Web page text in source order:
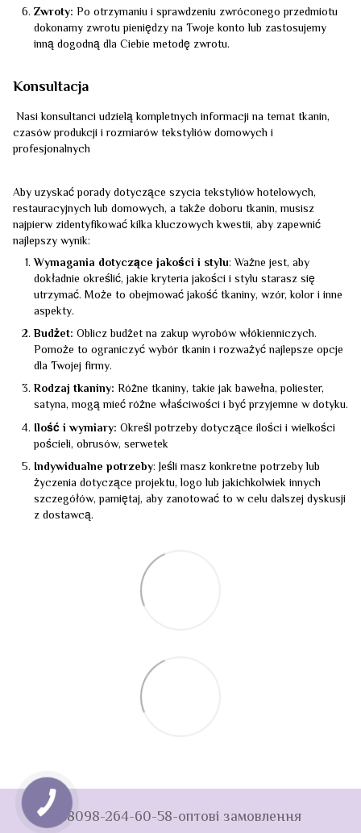
Zwroty: Po otrzymaniu i sprawdzeniu zwróconego przedmiotu
dokonamy zwrotu pieniędzy na Twoje konto lub zastosujemy
inną dogodną dla Ciebie metodę zwrotu.
Konsultacja
Nasi konsultanci udzielą kompletnych informacji na temat tkanin,
czasów produkcji i rozmiarów tekstyliów domowych i
profesjonalnych
Aby uzyskać porady dotyczące szycia tekstyliów hotelowych,
restauracyjnych lub domowych, a także doboru tkanin, musisz
najpierw zidentyfikować kilka kluczowych kwestii, aby zapewnić
najlepszy wynik:
Wymagania dotyczące jakości i stylu: Ważne jest, aby
dokładnie określić, jakie kryteria jakości i stylu starasz się
utrzymać. Może to obejmować jakość tkaniny, wzór, kolor i inne
aspekty.
Budżet: Oblicz budżet na zakup wyrobów włókienniczych.
Pomoże to ograniczyć wybór tkanin i rozważyć najlepsze opcje
dla Twojej firmy.
Rodzaj tkaniny: Różne tkaniny, takie jak bawełna, poliester,
satyna, mogą mieć różne właściwości i być przyjemne w dotyku.
Ilość i wymiary: Określ potrzeby dotyczące ilości i wielkości
pościeli, obrusów, serwetek
Indywidualne potrzeby: Jeśli masz konkretne potrzeby lub
życzenia dotyczące projektu, logo lub jakichkolwiek innych
szczegółów, pamiętaj, aby zanotować to w celu dalszej dyskusji
z dostawcą.
+38098-264-60-58-оптові замовлення